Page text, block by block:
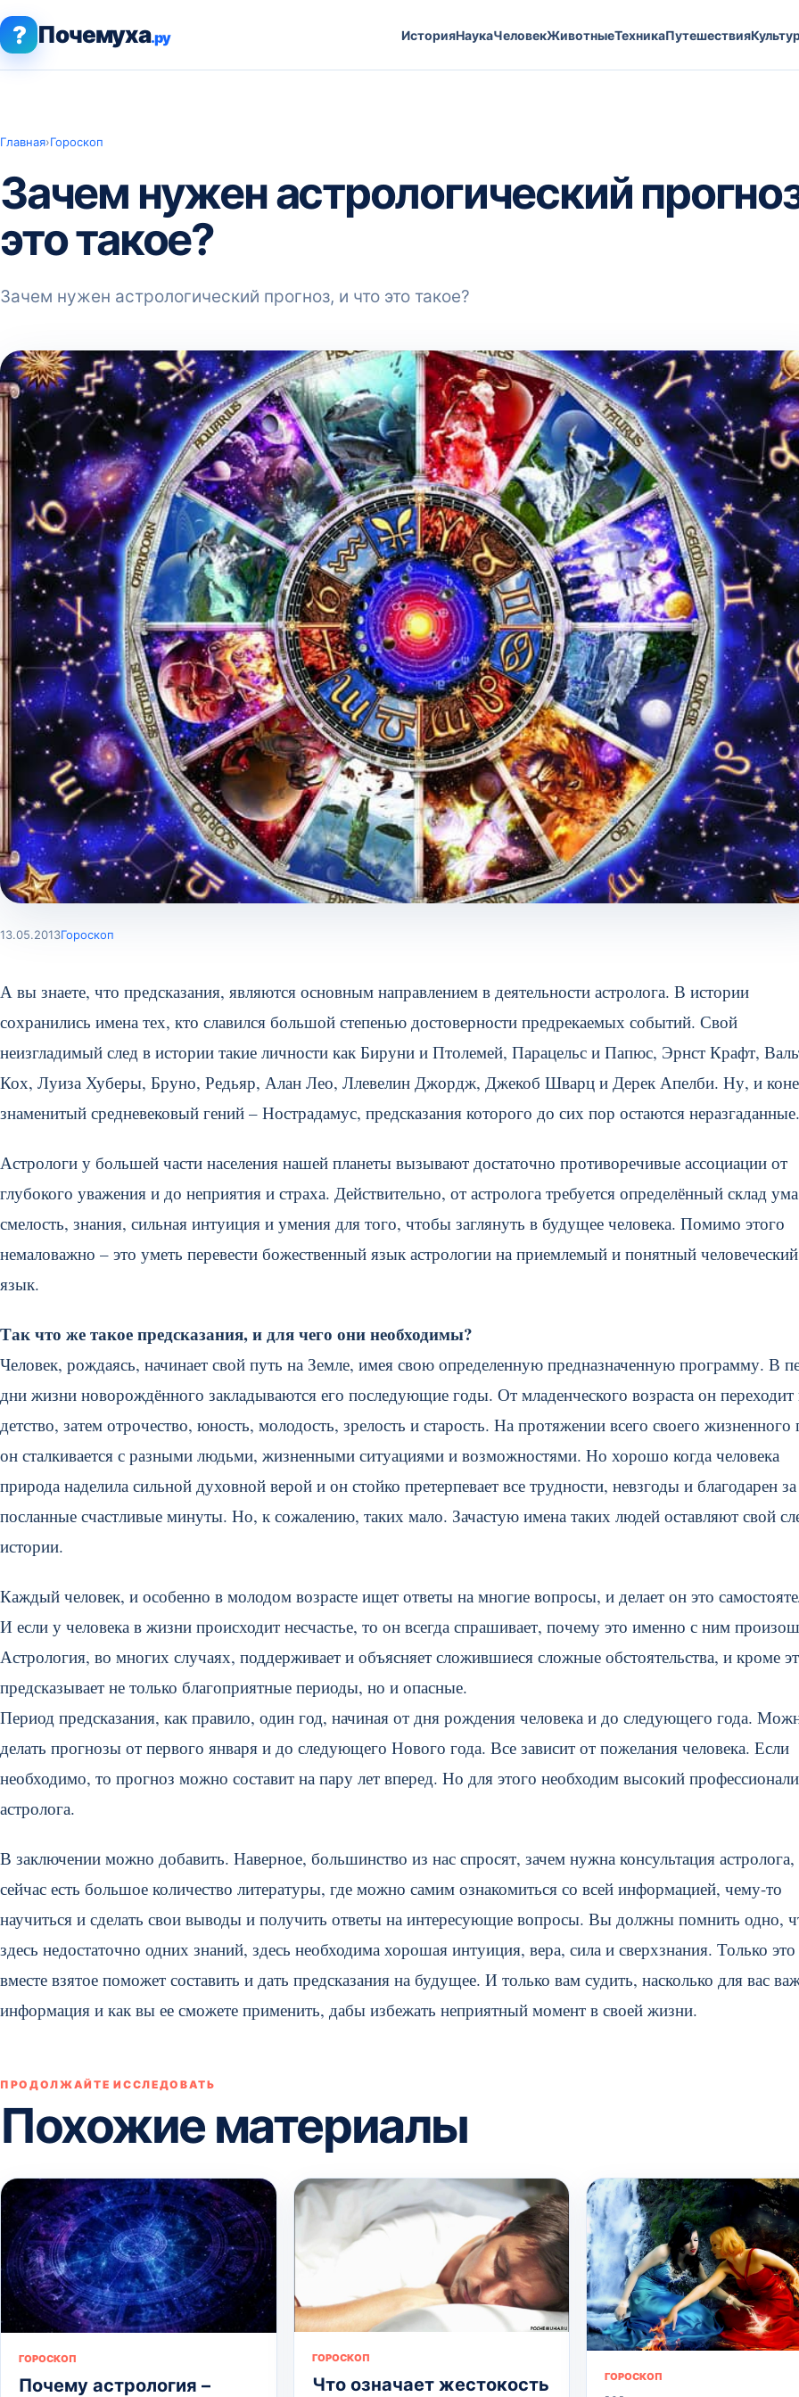
? Почемуха.ру ИсторияНаукаЧеловекЖивотныеТехникаПутешествия
Главная›Гороскоп
Зачем нужен астрологический
это такое?
Зачем нужен астрологический прогноз, и что это такое?
13.05.2013Гороскоп
А вы знаете, что предсказания, являются основным направлением в деятельности астролога. В истории
сохранились имена тех, кто славился большой степенью достоверности предрекаемых событий. Свой
неизгладимый след в истории такие личности как Бируни и Птолемей, Парацельс и Папюс, Эрнст Крафт,
Кох, Луиза Хуберы, Бруно, Редьяр, Алан Лео, Ллевелин Джордж, Джекоб Шварц и Дерек Апелби. Ну, и
знаменитый средневековый гений – Нострадамус, предсказания которого до сих пор остаются неразгаданные.
Астрологи у большей части населения нашей планеты вызывают достаточно противоречивые ассоциации от
глубокого уважения и до неприятия и страха. Действительно, от астролога требуется определённый склад
смелость, знания, сильная интуиция и умения для того, чтобы заглянуть в будущее человека. Помимо этого
немаловажно – это уметь перевести божественный язык астрологии на приемлемый и понятный человеческий
язык.
Так что же такое предсказания, и для чего они необходимы?
Человек, рождаясь, начинает свой путь на Земле, имея свою определенную предназначенную программу. В
дни жизни новорождённого закладываются его последующие годы. От младенческого возраста он переходит
детство, затем отрочество, юность, молодость, зрелость и старость. На протяжении всего своего жизненного
он сталкивается с разными людьми, жизненными ситуациями и возможностями. Но хорошо когда человека
природа наделила сильной духовной верой и он стойко претерпевает все трудности, невзгоды и благодарен за
посланные счастливые минуты. Но, к сожалению, таких мало. Зачастую имена таких людей оставляют свой
истории.
Каждый человек, и особенно в молодом возрасте ищет ответы на многие вопросы, и делает он это
И если у человека в жизни происходит несчастье, то он всегда спрашивает, почему это именно с ним
Астрология, во многих случаях, поддерживает и объясняет сложившиеся сложные обстоятельства, и кроме
предсказывает не только благоприятные периоды, но и опасные.
Период предсказания, как правило, один год, начиная от дня рождения человека и до следующего года.
делать прогнозы от первого января и до следующего Нового года. Все зависит от пожелания человека. Если
необходимо, то прогноз можно составит на пару лет вперед. Но для этого необходим высокий
астролога.
В заключении можно добавить. Наверное, большинство из нас спросят, зачем нужна консультация астролога,
сейчас есть большое количество литературы, где можно самим ознакомиться со всей информацией, чему-то
научиться и сделать свои выводы и получить ответы на интересующие вопросы. Вы должны помнить одно,
здесь недостаточно одних знаний, здесь необходима хорошая интуиция, вера, сила и сверхзнания. Только это
вместе взятое поможет составить и дать предсказания на будущее. И только вам судить, насколько для вас
информация и как вы ее сможете применить, дабы избежать неприятный момент в своей жизни.
ПРОДОЛЖАЙТЕ ИССЛЕДОВАТЬ
Похожие материалы
ГОРОСКОП
Почему астрология –
ГОРОСКОП
Что означает жестокость
ГОРОСКОП